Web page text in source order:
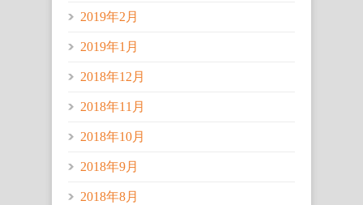
2019年2月
2019年1月
2018年12月
2018年11月
2018年10月
2018年9月
2018年8月